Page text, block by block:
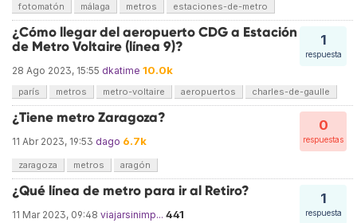
fotomatón málaga metros estaciones-de-metro
1
respuesta
¿Cómo llegar del aeropuerto CDG a Estación
de Metro Voltaire (línea 9)?
28 Ago 2023, 15:55 dkatime 10.0k
parís metros metro-voltaire aeropuertos charles-de-gaulle
0
respuestas
¿Tiene metro Zaragoza?
11 Abr 2023, 19:53 dago 6.7k
zaragoza metros aragón
1
respuesta
¿Qué línea de metro para ir al Retiro?
11 Mar 2023, 09:48 viajarsinimp... 441